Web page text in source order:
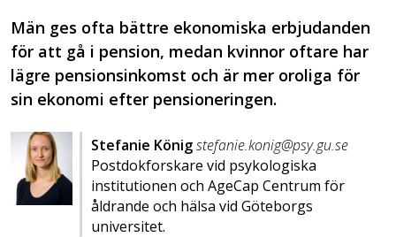
Män ges ofta bättre ekonomiska erbjudanden
för att gå i pension, medan kvinnor oftare har
lägre pensionsinkomst och är mer oroliga för
sin ekonomi efter pensioneringen.
Stefanie Königstefanie.konig@psy.gu.se
Postdokforskare vid psykologiska
institutionen och AgeCap Centrum för
åldrande och hälsa vid Göteborgs
universitet.